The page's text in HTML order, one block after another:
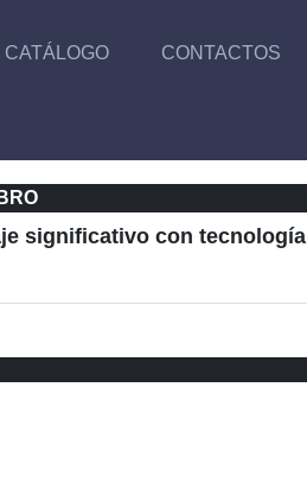
CATÁLOGO CONTACTOS
significativo con tecnología